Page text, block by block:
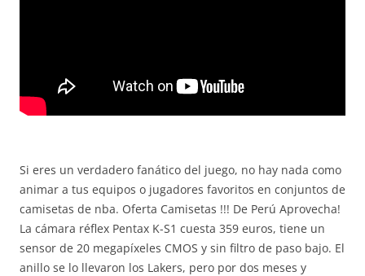
Si eres un verdadero fanático del juego, no hay nada como
animar a tus equipos o jugadores favoritos en conjuntos de
camisetas de nba. Oferta Camisetas !!! De Perú Aprovecha!
La cámara réflex Pentax K-S1 cuesta 359 euros, tiene un
sensor de 20 megapíxeles CMOS y sin filtro de paso bajo. El
anillo se lo llevaron los Lakers, pero por dos meses y